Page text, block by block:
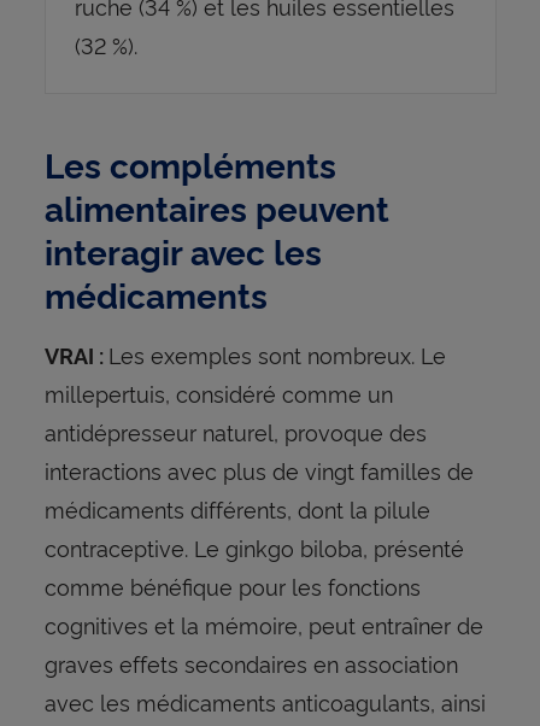
(32 %).
Les compléments
alimentaires peuvent
interagir avec les
médicaments
VRAI : Les exemples sont nombreux. Le
millepertuis, considéré comme un
antidépresseur naturel, provoque des
interactions avec plus de vingt familles de
médicaments différents, dont la pilule
contraceptive. Le ginkgo biloba, présenté
comme bénéfique pour les fonctions
cognitives et la mémoire, peut entraîner de
graves effets secondaires en association
avec les médicaments anticoagulants, ainsi